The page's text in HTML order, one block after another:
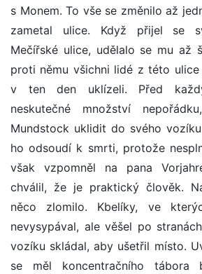
s Monem. To vše se změnilo až
zametal ulice. Když přijel se
Mečířské ulice, udělalo se mu až
proti němu všichni lidé z této
v ten den uklízeli. Před
neskutečné množství
Mundstock uklidit do svého
ho odsoudí k smrti, protože
však vzpomněl na pana
chválil, že je praktický člověk.
něco zlomilo. Kbelíky, ve
nevysypával, ale věšel po
vozíku skládal, aby ušetřil místo.
se měl koncentračního